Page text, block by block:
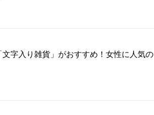
字入り雑貨」がおすすめ！女性に人気の